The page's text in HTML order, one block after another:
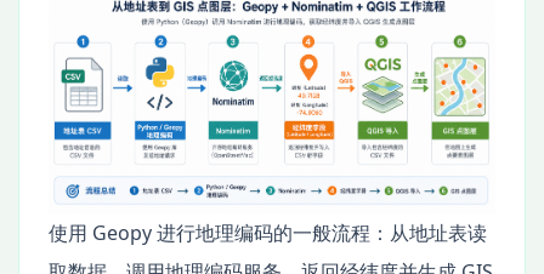
使用 Geopy 进行地理编码的一般流程：从地址表读